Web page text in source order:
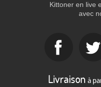
Kittoner en live
avec
Livraison à